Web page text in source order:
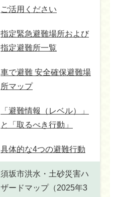
ご活用ください
指定緊急避難場所および
指定避難所一覧
車で避難 安全確保避難場
所マップ
「避難情報（レベル）」
と「取るべき行動」
具体的な4つの避難行動
須坂市洪水・土砂災害ハ
ザードマップ（2025年3